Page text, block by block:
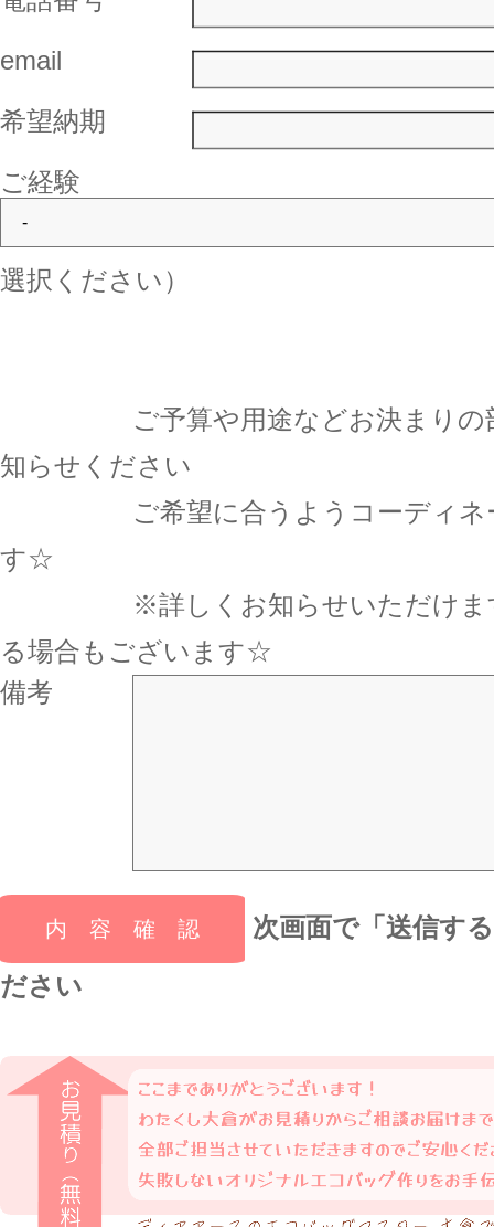
email
希望納期
ご経験
選択ください）
ご予算や用途などお決まりの部
知らせください
ご希望に合うようコーディネー
す☆
※詳しくお知らせいただけます
る場合もございます☆
備考
次画面で「送信す
ださい